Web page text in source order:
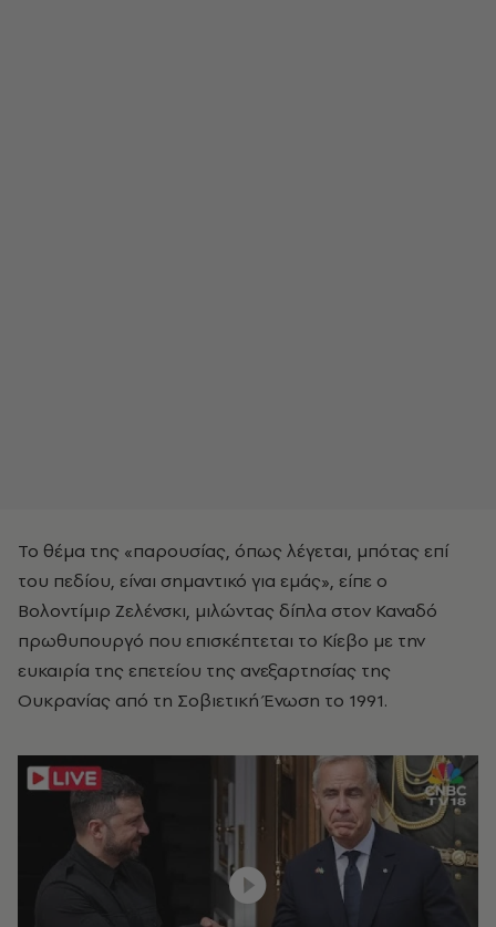
Το θέμα της «παρουσίας, όπως λέγεται, μπότας επί
του πεδίου, είναι σημαντικό για εμάς», είπε ο
Βολοντίμιρ Ζελένσκι, μιλώντας δίπλα στον Καναδό
πρωθυπουργό που επισκέπτεται το Κίεβο με την
ευκαιρία της επετείου της ανεξαρτησίας της
Ουκρανίας από τη Σοβιετική Ένωση το 1991.